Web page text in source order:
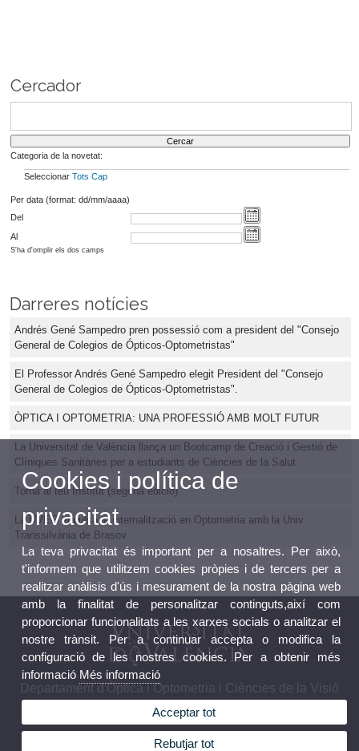
Cercador
Categoria de la novetat:
Seleccionar Tots Cap
Per data (format: dd/mm/aaaa)
Del
Al
S'ha d'omplir els dos camps
Darreres notícies
Andrés Gené Sampedro pren possessió com a president del "Consejo
General de Colegios de Ópticos-Optometristas"
El Professor Andrés Gené Sampedro elegit President del "Consejo
General de Colegios de Ópticos-Optometristas".
ÒPTICA I OPTOMETRIA: UNA PROFESSIÓ AMB MOLT FUTUR
La Universitat de València llança un Bootcamp de Creació i Gestió de
Clíniques Sanitàries per a estudiants de Ciències de la Salut
Torna al teu Institut (segona edició)
La UVEG impulsa la internalització en Optometria amb la Univ.
Transsilvània de Brasov
Departament d'Òptica i Optometria i Ciències de la Visió
Cookies i política de
privacitat
La teva privacitat és important per a nosaltres. Per això,
t'informem que utilitzem cookies pròpies i de tercers per a
realitzar anàlisis d'ús i mesurament de la nostra pàgina web
amb la finalitat de personalitzar continguts,així com
proporcionar funcionalitats a les xarxes socials o analitzar el
nostre trànsit. Per a continuar accepta o modifica la
configuració de les nostres cookies. Per a obtenir més
informació Més informació
Acceptar tot
Rebutjar tot